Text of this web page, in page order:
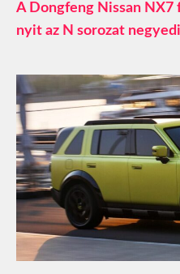
A Dongfeng Nissan
nyit az N sorozat